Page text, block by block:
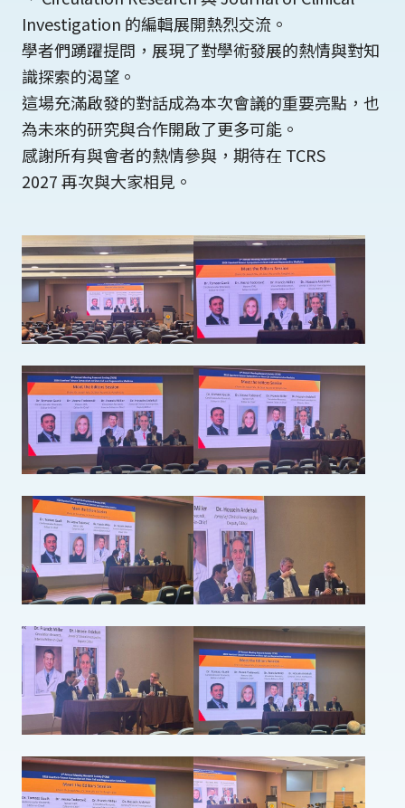
Investigation 的編輯展開熱烈交流。
學者們踴躍提問，展現了對學術發展的熱情與對知
識探索的渴望。
這場充滿啟發的對話成為本次會議的重要亮點，也
為未來的研究與合作開啟了更多可能。
感謝所有與會者的熱情參與，期待在 TCRS
2027 再次與大家相見。